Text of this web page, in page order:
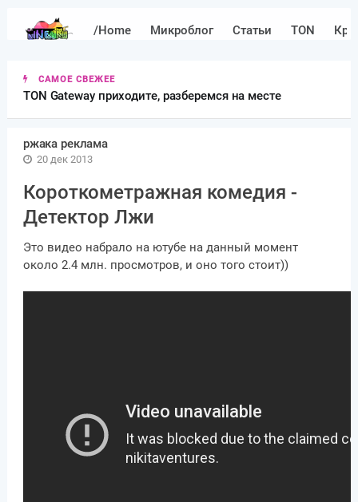
/Home Микроблог Статьи TON
САМОЕ СВЕЖЕЕ
TON Gateway приходите, разберемся на месте
ржака реклама
20 дек 2013
Короткометражная комедия -
Детектор Лжи
Это видео набрало на ютубе на данный момент
около 2.4 млн. просмотров, и оно того стоит))